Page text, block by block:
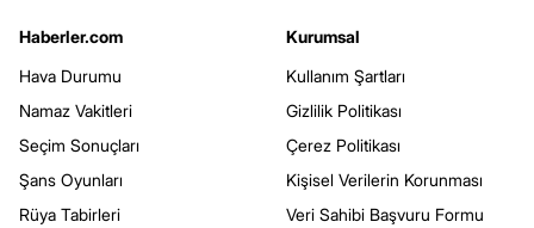
Haberler.com
Hava Durumu
Namaz Vakitleri
Seçim Sonuçları
Şans Oyunları
Rüya Tabirleri
Kurumsal
Kullanım Şartları
Gizlilik Politikası
Çerez Politikası
Kişisel Verilerin Korunması
Veri Sahibi Başvuru Formu